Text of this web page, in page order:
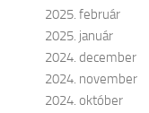
2025. február
2025. január
2024. december
2024. november
2024. október